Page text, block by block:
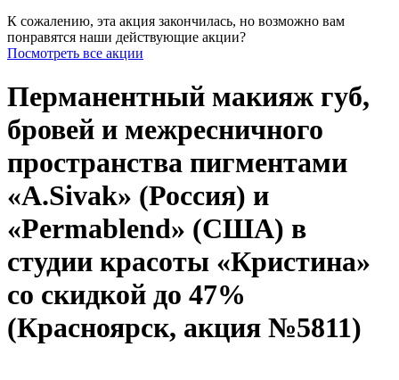
К сожалению, эта акция закончилась, но возможно вам
понравятся наши действующие акции?
Посмотреть все акции
Перманентный макияж губ,
бровей и межресничного
пространства пигментами
«A.Sivak» (Россия) и
«Permablend» (США) в
студии красоты «Кристина»
со скидкой до 47%
(Красноярск, акция №5811)